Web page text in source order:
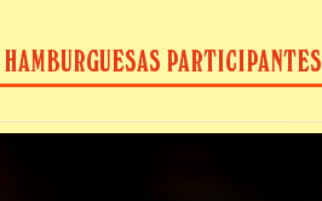
HAMBURGUESAS PARTICIPANTES